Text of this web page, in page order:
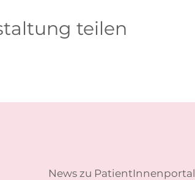
teilen
News zu PatientInnenportal